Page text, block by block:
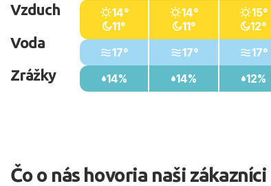
Vzduch
Voda
Zrážky
14°
11°
17°
14%
14°
11°
17°
14%
15°
12°
17°
12%
Čo o nás hovoria naši zákazníci